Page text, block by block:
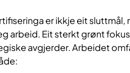
er ikkje eit sluttmål,
arbeid. Eit sterkt grønt
avgjerder. Arbeidet